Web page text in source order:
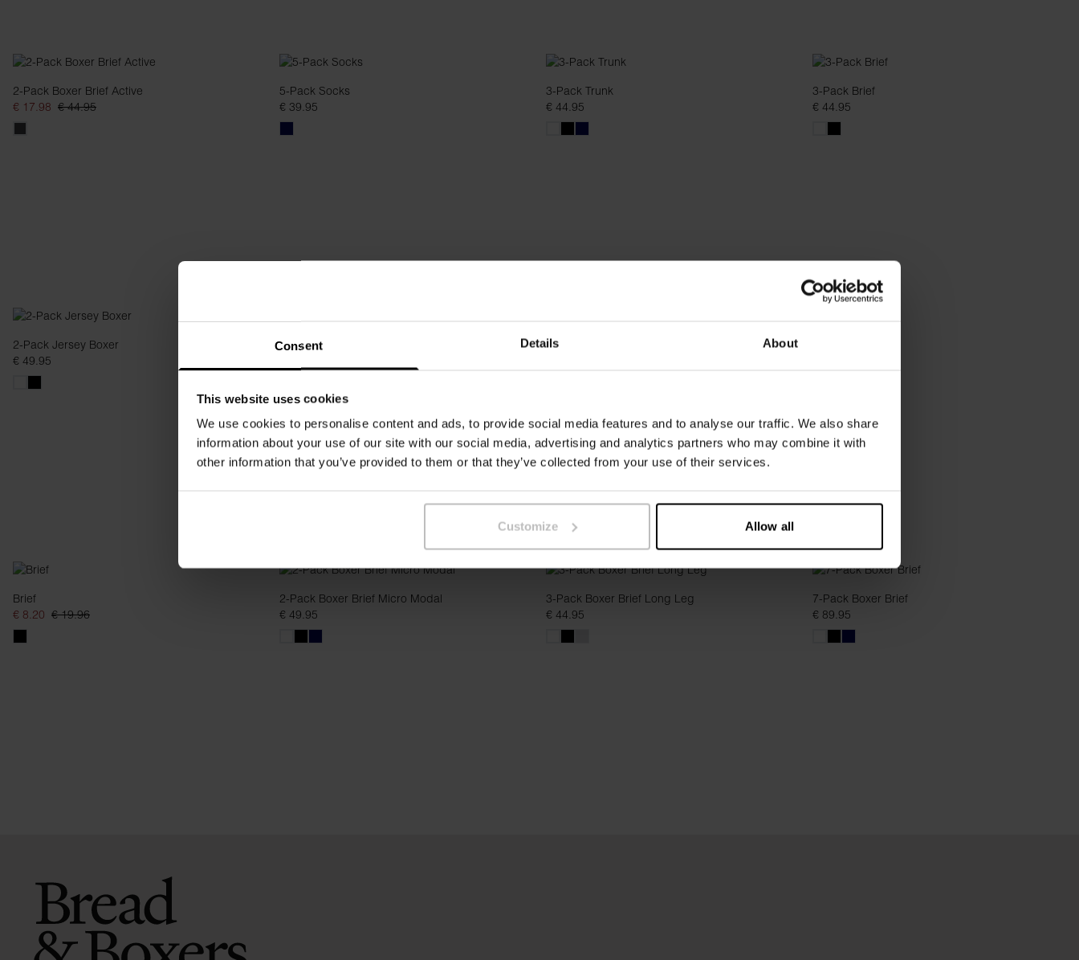
Consent Details About
This website uses cookies
We use cookies to personalise content and ads, to provide social media features and to analyse our traffic. We also share
information about your use of our site with our social media, advertising and analytics partners who may combine it with
other information that you’ve provided to them or that they’ve collected from your use of their services.
Customize Allow all
2-Pack Boxer Brief Active
€ 17.98 € 44.95
5-Pack Socks
€ 39.95
3-Pack Trunk
€ 44.95
3-Pack Brief
€ 44.95
2-Pack Jersey Boxer
€ 49.95
Long Johns
Boxer Brief
Brief
€ 8.20 € 19.96
2-Pack Boxer Brief Micro Modal
€ 49.95
3-Pack Boxer Brief Long Leg
€ 44.95
7-Pack Boxer Brief
€ 89.95